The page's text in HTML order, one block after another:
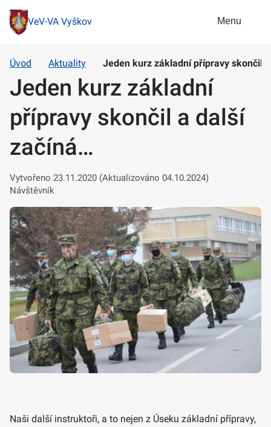
VeV-VA Vyškov Menu
Úvod Aktuality Jeden kurz základní přípravy skončil
Jeden kurz základní
přípravy skončil a další
začíná…
Vytvořeno 23.11.2020 (Aktualizováno 04.10.2024)
Návštěvník
Naši další instruktoři, a to nejen z Úseku základní přípravy,